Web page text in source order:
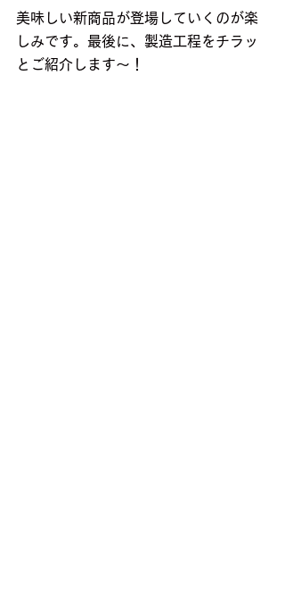
美味しい新商品が登場していくのが楽
しみです。最後に、製造工程をチラッ
とご紹介します〜！